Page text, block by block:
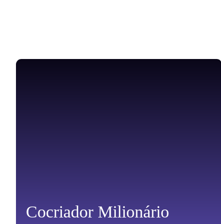
Cocriador Milionário